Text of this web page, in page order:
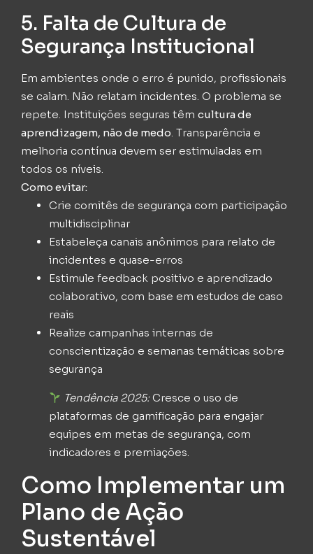
5. Falta de Cultura de
Segurança Institucional
Em ambientes onde o erro é punido, profissionais
se calam. Não relatam incidentes. O problema se
repete. Instituições seguras têm cultura de
aprendizagem, não de medo. Transparência e
melhoria contínua devem ser estimuladas em
todos os níveis.
Como evitar:
Crie comitês de segurança com participação
multidisciplinar
Estabeleça canais anônimos para relato de
incidentes e quase-erros
Estimule feedback positivo e aprendizado
colaborativo, com base em estudos de caso
reais
Realize campanhas internas de
conscientização e semanas temáticas sobre
segurança
Tendência 2025:Cresce o uso de
plataformas de gamificação para engajar
equipes em metas de segurança, com
indicadores e premiações.
Como Implementar um
Plano de Ação
Sustentável